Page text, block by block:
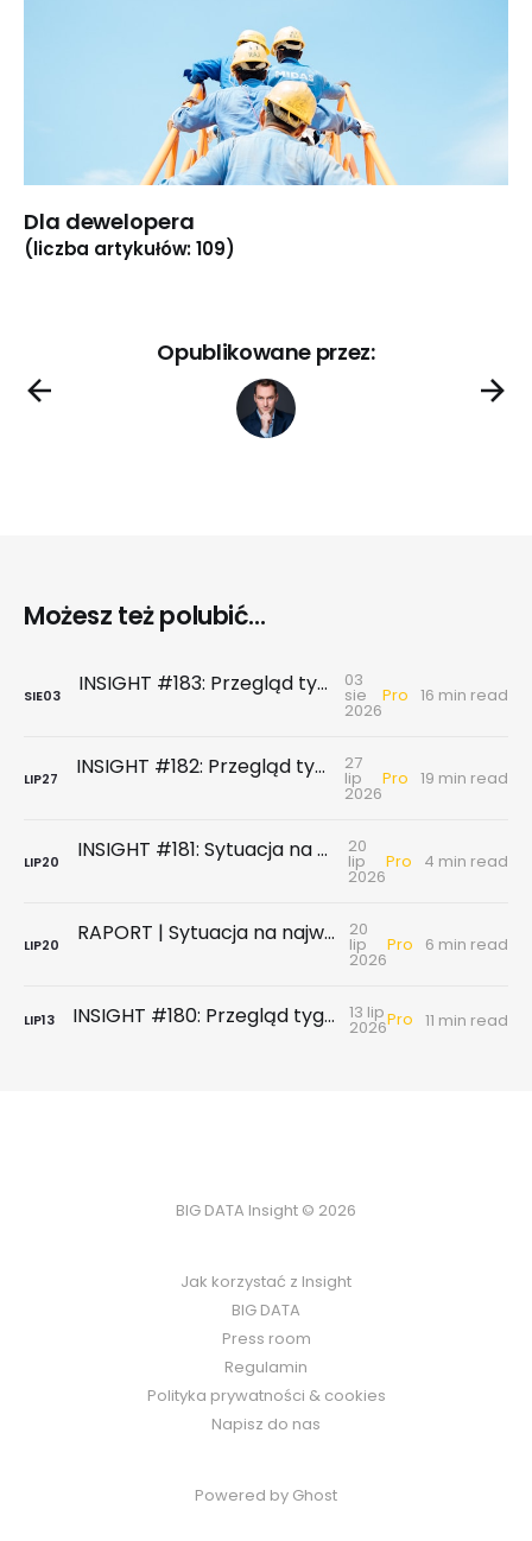
Dla dewelopera
(liczba artykułów: 109)
Opublikowane przez:
Możesz też polubić...
SIE03 INSIGHT #183: Przegląd tygodniowy | Najnowsze dane GUS … czyli sezon wakacyjny z wiatrem w żagle 03
sie
2026
Pro 16 min read
LIP27 INSIGHT #182: Przegląd tygodniowy | Rynek biurowy - powierzchni biurowych nie brakuje, chyba że tych w najnowszym standardzie 27
lip
2026
Pro 19 min read
LIP20 INSIGHT #181: Sytuacja na największych rynkach mieszkaniowych po II kwartale 2026 20
lip
2026
Pro 4 min read
LIP20 RAPORT | Sytuacja na największych rynkach mieszkaniowych po II kwartale 2026 20
lip
2026
Pro 6 min read
LIP13 INSIGHT #180: Przegląd tygodniowy | Badanie ankietowe NBP - rynek wtórny & najem 13 lip
2026Pro 11 min read
BIG DATA Insight © 2026
Jak korzystać z Insight
BIG DATA
Press room
Regulamin
Polityka prywatności & cookies
Napisz do nas
Powered by Ghost